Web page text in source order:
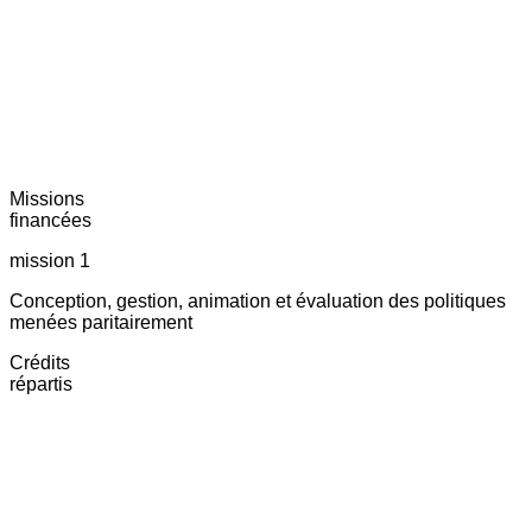
Missions
financées
mission 1
Conception, gestion, animation et évaluation des politiques
menées paritairement
Crédits
répartis